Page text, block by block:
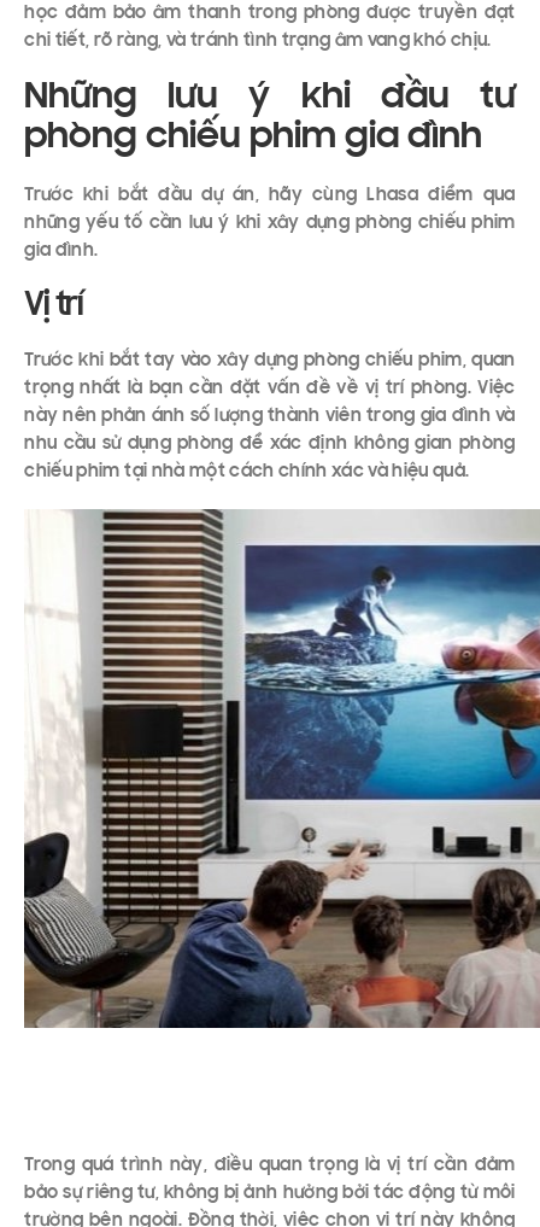
học đảm bảo âm thanh trong phòng được truyền đạt
chi tiết, rõ ràng, và tránh tình trạng âm vang khó chịu.
Những lưu ý khi đầu tư
phòng chiếu phim gia đình
Trước khi bắt đầu dự án, hãy cùng Lhasa điểm qua
những yếu tố cần lưu ý khi xây dựng phòng chiếu phim
gia đình.
Vị trí
Trước khi bắt tay vào xây dựng phòng chiếu phim, quan
trọng nhất là bạn cần đặt vấn đề về vị trí phòng. Việc
này nên phản ánh số lượng thành viên trong gia đình và
nhu cầu sử dụng phòng để xác định không gian phòng
chiếu phim tại nhà một cách chính xác và hiệu quả.
Trong quá trình này, điều quan trọng là vị trí cần đảm
bảo sự riêng tư, không bị ảnh hưởng bởi tác động từ môi
trường bên ngoài. Đồng thời, việc chọn vị trí này không